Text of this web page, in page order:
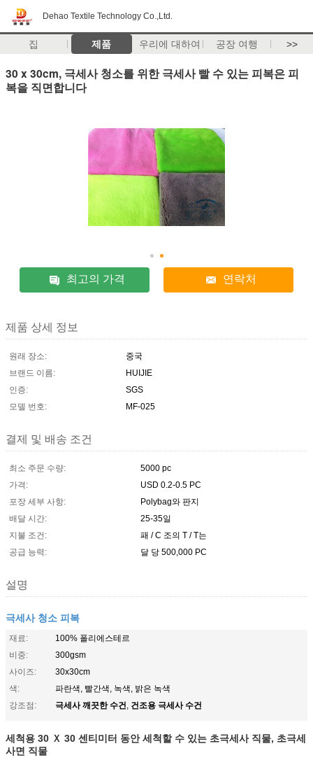
Dehao Textile Technology Co.,Ltd.
집 제품 우리에 대하여 공장 여행 >>
30 x 30cm, 극세사 청소를 위한 극세사 빨 수 있는 피복은 피
복을 직면합니다
최고의 가격 연락처
제품 상세 정보
원래 장소:
중국
브랜드 이름:
HUIJIE
인증:
SGS
모델 번호:
MF-025
결제 및 배송 조건
최소 주문 수량:
5000 pc
가격:
USD 0.2-0.5 PC
포장 세부 사항:
Polybag와 판지
배달 시간:
25-35일
지불 조건:
패 / C 조의 T / T는
공급 능력:
달 당 500,000 PC
설명
극세사 청소 피복
재료:
100% 폴리에스테르
비중:
300gsm
사이즈:
30x30cm
색:
파란색, 빨간색, 녹색, 밝은 녹색
강조점:
극세사 깨끗한 수건, 건조용 극세사 수건
세척용 30 Ｘ 30 센티미터 동안 세척할 수 있는 초극세사 직물, 초극세
사면 직물